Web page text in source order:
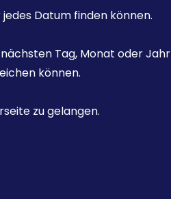
Datum finden können.
Tag, Monat oder Jahr
können.
zu gelangen.